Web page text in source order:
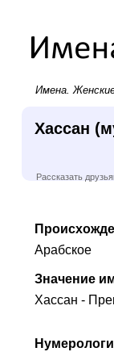
Имена.
Хассан
Рассказать
Арабское
Значение
Хассан -